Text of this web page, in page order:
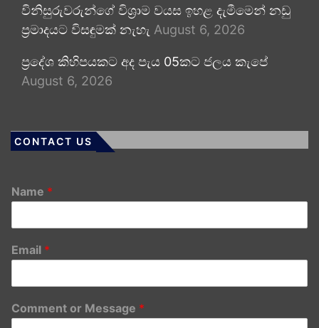
විනිසුරුවරුන්ගේ විශ්‍රාම වයස ඉහළ දැමීමෙන් නඩු
ප්‍රමාදයට විසඳුමක් නැහැ August 6, 2026
ප්‍රදේශ කිහිපයකට අද පැය 05කට ජලය කැපේ
August 6, 2026
CONTACT US
Name *
Email *
Comment or Message *